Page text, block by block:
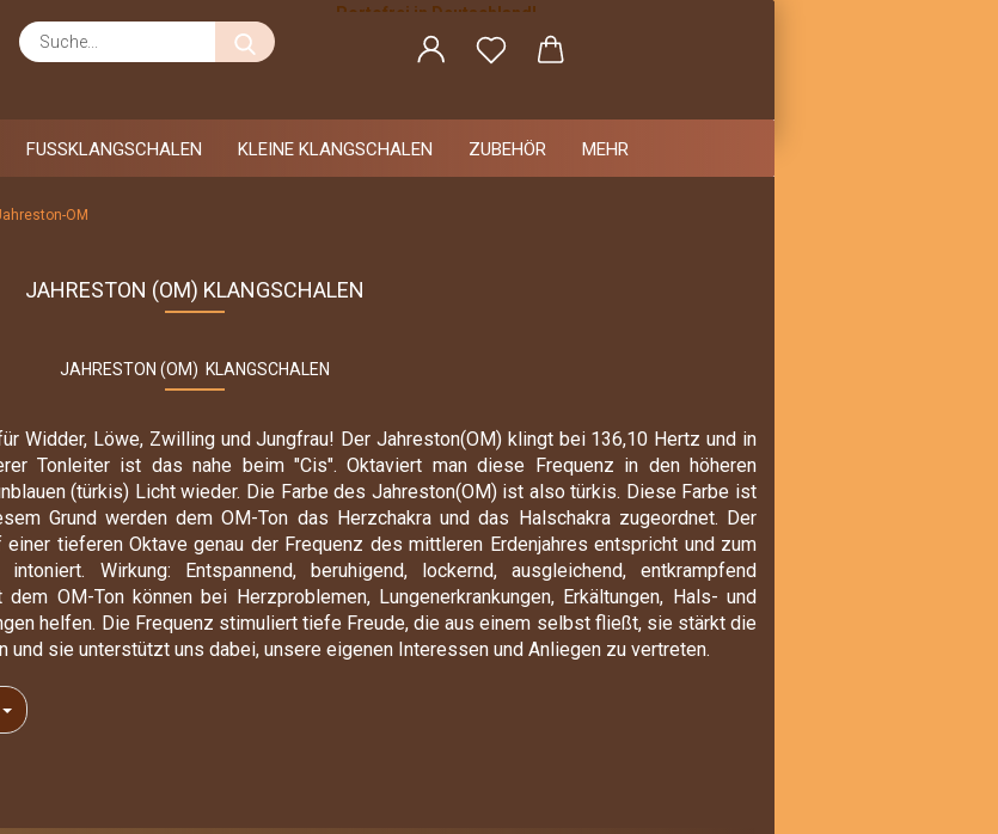
Suche...
Portofrei in Deutschland!
Zahlung auf Rechnung!
FUSSKLANGSCHALEN KLEINE KLANGSCHALEN ZUBEHÖR MEHR
Ceres
Eros-Ton
Hopiton
Jahreston-OM
Jahreston-Plato
Jupiter
Liebe
Lilith
Limbus
Mars
OM
JAHRESTON (OM) KLANGSCHALEN
JAHRESTON (OM) KLANGSCHALEN
Widder, Löwe, Zwilling und Jungfrau! Der Jahreston(OM) klingt bei 136,10 Hertz und in
Tonleiter ist das nahe beim "Cis". Oktaviert man diese Frequenz in den höheren
(türkis) Licht wieder. Die Farbe des Jahreston(OM) ist also türkis. Diese Farbe ist
Grund werden dem OM-Ton das Herzchakra und das Halschakra zugeordnet. Der
tieferen Oktave genau der Frequenz des mittleren Erdenjahres entspricht und zum
Wirkung: Entspannend, beruhigend, lockernd, ausgleichend, entkrampfend
OM-Ton können bei Herzproblemen, Lungenerkrankungen, Erkältungen, Hals- und
helfen. Die Frequenz stimuliert tiefe Freude, die aus einem selbst fließt, sie stärkt die
und sie unterstützt uns dabei, unsere eigenen Interessen und Anliegen zu vertreten.